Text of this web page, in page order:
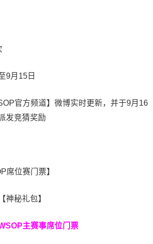
9月15日
官方频道】微博实时更新，并于9月16
发竞猜奖励
席位赛门票】
神秘礼包】
主赛事席位门票